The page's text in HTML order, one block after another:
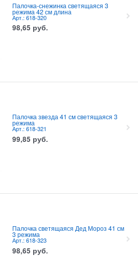
Палочка-снежинка светящаяся 3
режима 42 см длина
Арт.: 618-320
98,65 руб.
Палочка звезда 41 см светящаяся 3
режима
Арт.: 618-321
99,85 руб.
Палочка светящаяся Дед Мороз 41 см
3 режима
Арт.: 618-323
98,65 руб.